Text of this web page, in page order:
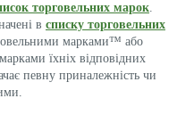
торговельних марок.
в списку торговельних
марками™ або
їхніх відповідних
певну приналежність чи